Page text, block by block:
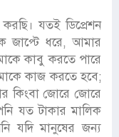
যতই ডিপ্রেশন
জাপ্টে ধরে, আমার
কাবু করতে পারে
কাজ করতে হবে;
কিংবা জোরে জোরে
যত টাকার মালিক
যদি মানুষের জন্য